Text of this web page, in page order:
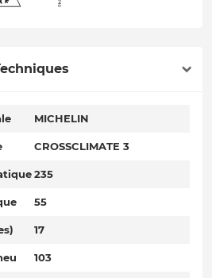
MICHELIN
CROSSCLIMATE 3
235
55
17
103